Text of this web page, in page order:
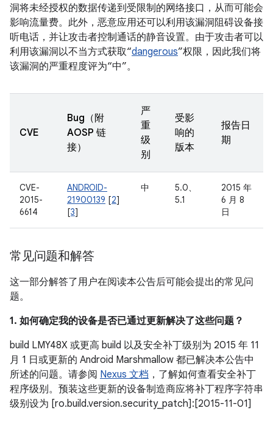
洞将未经授权的数据传递到受限制的网络接口，从而可能会
影响流量费。此外，恶意应用还可以利用该漏洞阻碍设备接
听电话，并让攻击者控制通话的静音设置。由于攻击者可以
利用该漏洞以不当方式获取“dangerous”权限，因此我们将
该漏洞的严重程度评为“中”。
CVE
Bug（附
AOSP 链
接）
严
重
级
别
受影
响的
版本
报告日
期
CVE-
2015-
6614
ANDROID-
21900139 [2]
[3]
中
5.0、
5.1
2015 年
6 月 8
日
常见问题和解答
这一部分解答了用户在阅读本公告后可能会提出的常见问
题。
1. 如何确定我的设备是否已通过更新解决了这些问题？
build LMY48X 或更高 build 以及安全补丁级别为 2015 年 11
月 1 日或更新的 Android Marshmallow 都已解决本公告中
所述的问题。请参阅 Nexus 文档 ，了解如何查看安全补丁
程序级别。预装这些更新的设备制造商应将补丁程序字符串
级别设为 [ro.build.version.security_patch]:[2015-11-01]